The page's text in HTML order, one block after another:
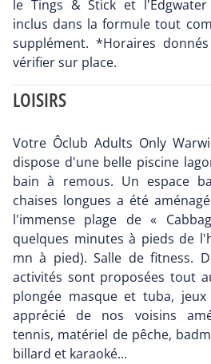
le Tings & Stick et
inclus dans la formule tout
supplément. *Horaires
vérifier sur place.
LOISIRS
Votre Ôclub Adults Only
dispose d'une belle piscine
bain à remous. Un espace
chaises longues a été
l'immense plage de «
quelques minutes à pieds de
mn à pied). Salle de fitness.
activités sont proposées tout
plongée masque et tuba,
apprécié de nos voisins
tennis, matériel de pêche,
billard et karaoké...